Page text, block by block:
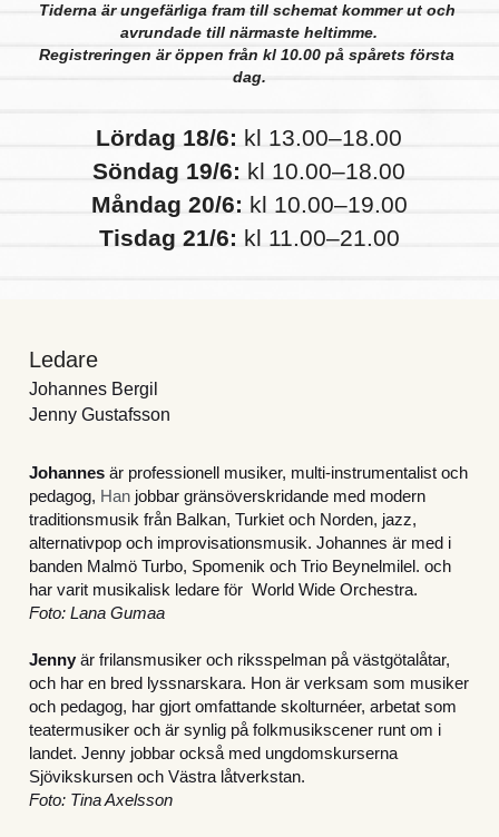
Tiderna är ungefärliga fram till schemat kommer ut och
avrundade till närmaste heltimme.
Registreringen är öppen från kl 10.00 på spårets första
dag.
Lördag 18/6: kl 13.00–18.00
Söndag 19/6: kl 10.00–18.00
Måndag 20/6: kl 10.00–19.00
Tisdag 21/6: kl 11.00–21.00
Ledare
Johannes Bergil
Jenny Gustafsson
Johannes är professionell musiker, multi-instrumentalist och
pedagog, Han jobbar gränsöverskridande med modern
traditionsmusik från Balkan, Turkiet och Norden, jazz,
alternativpop och improvisationsmusik. Johannes är med i
banden Malmö Turbo, Spomenik och Trio Beynelmilel. och
har varit musikalisk ledare för  World Wide Orchestra.
Foto: Lana Gumaa
Jenny är frilansmusiker och riksspelman på västgötalåtar,
och har en bred lyssnarskara. Hon är verksam som musiker
och pedagog, har gjort omfattande skolturnéer, arbetat som
teatermusiker och är synlig på folkmusikscener runt om i
landet. Jenny jobbar också med ungdomskurserna
Sjövikskursen och Västra låtverkstan.
Foto: Tina Axelsson